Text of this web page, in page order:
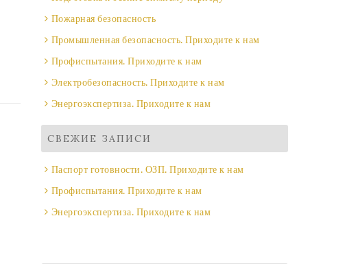
Пожарная безопасность
Промышленная безопасность. Приходите к нам
Профиспытания. Приходите к нам
Электробезопасность. Приходите к нам
Энергоэкспертиза. Приходите к нам
СВЕЖИЕ ЗАПИСИ
Паспорт готовности. ОЗП. Приходите к нам
Профиспытания. Приходите к нам
Энергоэкспертиза. Приходите к нам